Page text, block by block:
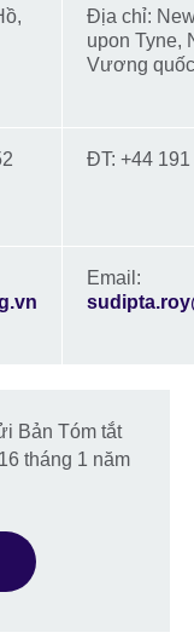
Địa chỉ:
upon Tyne,
Vương
ĐT: +44
Email:
Bản Tóm tắt
tháng 1 năm